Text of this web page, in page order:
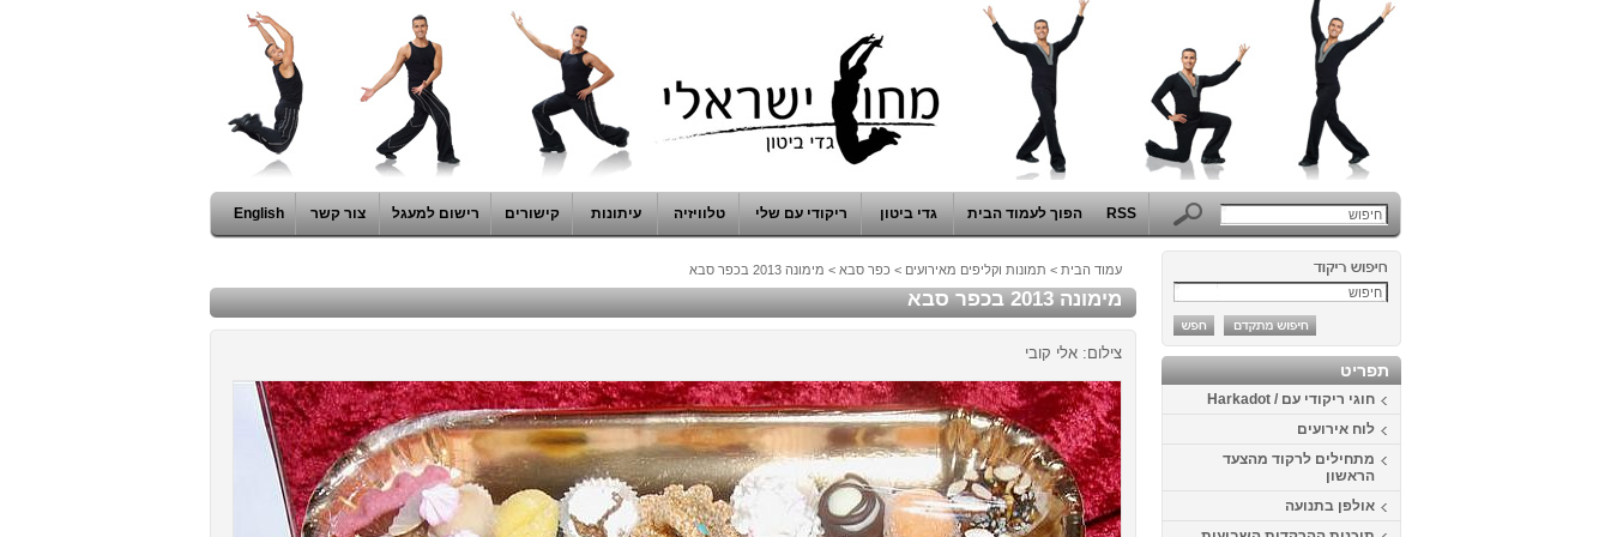
RSS הפוך לעמוד הבית גדי ביטון ריקודי עם שלי טלוויזיה עיתונות קישורים רישום למעגל צור קשר English
תפריט
חוגי ריקודי עם / Harkadot
לוח אירועים
מתחילים לרקוד מהצעד
הראשון
אולפן בתנועה
עמוד הבית > תמונות וקליפים מאירועים > כפר סבא > מימונה 2013 בכפר סבא
מימונה 2013 בכפר סבא
צילום: אלי קובי